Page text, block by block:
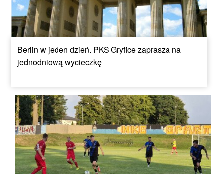
Berlin w jeden dzień. PKS Gryfice zaprasza na
jednodniową wycieczkę